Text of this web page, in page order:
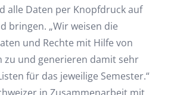
alle Daten per Knopfdruck auf
bringen. „Wir weisen die
und Rechte mit Hilfe von
zu und generieren damit sehr
für das jeweilige Semester.“